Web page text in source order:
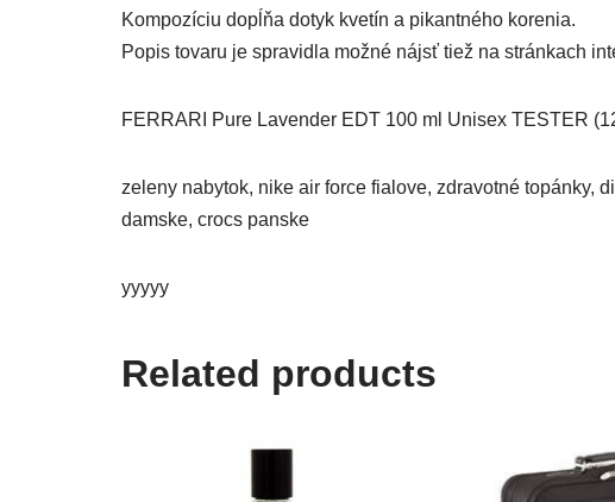
Kompozíciu dopĺňa dotyk kvetín a pikantného korenia.
Popis tovaru je spravidla možné nájsť tiež na stránkach
FERRARI Pure Lavender EDT 100 ml Unisex TESTER
zeleny nabytok, nike air force fialove, zdravotné topánky,
damske, crocs panske
yyyyy
Related products